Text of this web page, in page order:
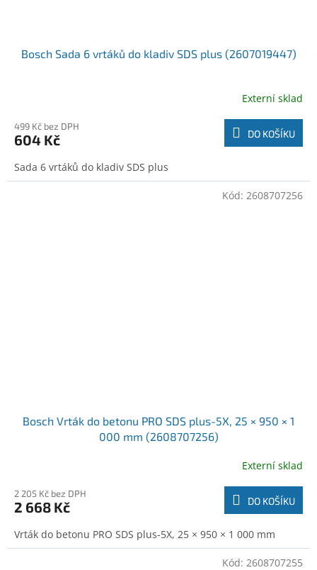
Bosch Sada 6 vrtáků do kladiv SDS plus (2607019447)
Externí sklad
499 Kč bez DPH
604 Kč DO KOŠÍKU
Sada 6 vrtáků do kladiv SDS plus
Bosch Vrták do betonu PRO SDS plus-5X, 25 × 950 × 1
000 mm (2608707256)
Externí sklad
2 205 Kč bez DPH
2 668 Kč DO KOŠÍKU
Vrták do betonu PRO SDS plus-5X, 25 × 950 × 1 000 mm
Kód: 2608707256
Kód: 2608707255